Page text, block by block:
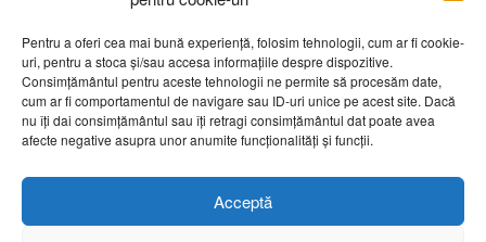
Pentru a oferi cea mai bună experiență, folosim tehnologii, cum ar fi cookie-
uri, pentru a stoca și/sau accesa informațiile despre dispozitive.
Consimțământul pentru aceste tehnologii ne permite să procesăm date,
cum ar fi comportamentul de navigare sau ID-uri unice pe acest site. Dacă
nu îți dai consimțământul sau îți retragi consimțământul dat poate avea
afecte negative asupra unor anumite funcționalități și funcții.
Acceptă
Despre noi Publicitate Contact
Politică de confidențialitate
Cod Deontologic
Grila de programe
Daca sunteti martorul unor evenimente importante vă rugăm
să ne contactați pe email:telembotosani.tv@gmail.com